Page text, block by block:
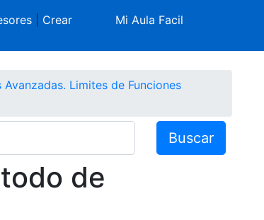
| Crear
Mi Aula Facil
Limites de Funciones
Buscar
de